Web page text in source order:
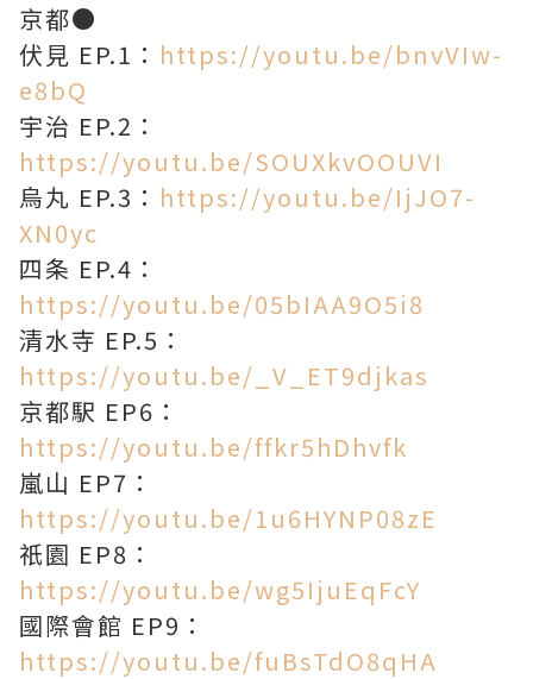
京都●
伏見 EP.1： https://youtu.be/bnvVIw-
e8bQ
宇治 EP.2：
https://youtu.be/SOUXkvOOUVI
烏丸 EP.3： https://youtu.be/IjJO7-
XN0yc
四条 EP.4：
https://youtu.be/05bIAA9O5i8
清水寺 EP.5：
https://youtu.be/_V_ET9djkas
京都駅 EP6：
https://youtu.be/ffkr5hDhvfk
嵐山 EP7：
https://youtu.be/1u6HYNP08zE
祇園 EP8：
https://youtu.be/wg5IjuEqFcY
國際會館 EP9：
https://youtu.be/fuBsTdO8qHA